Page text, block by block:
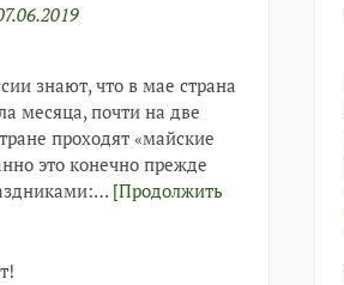
знают, что в мае страна
месяца, почти на две
проходят «майские
это конечно прежде
[Продолжить